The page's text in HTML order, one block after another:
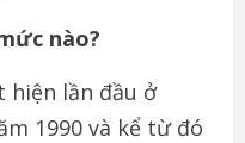
nào?
hiện lần đầu ở
1990 và kể từ đó